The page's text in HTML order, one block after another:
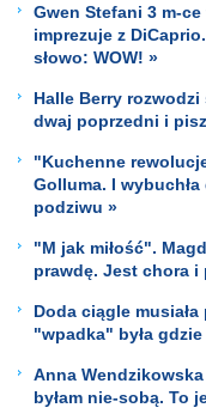
Gwen Stefani 3 m-ce
imprezuje z
słowo: WOW! »
Halle Berry rozwodzi
dwaj poprzedni i
"Kuchenne
Golluma. I
podziwu »
"M jak miłość".
prawdę. Jest chora
Doda ciągle
"wpadka" była
Anna
byłam nie-sobą. To